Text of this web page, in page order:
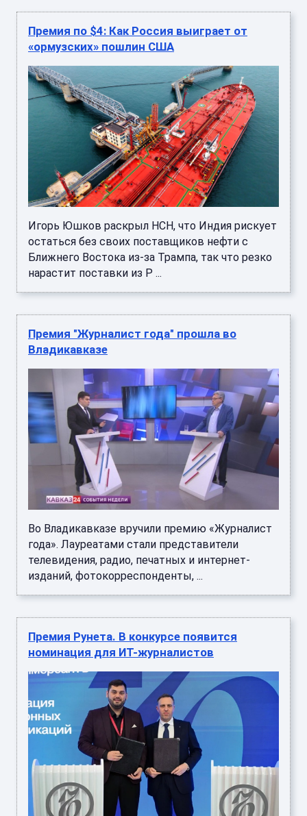
Премия по $4: Как Россия выиграет от
«ормузских» пошлин США
Игорь Юшков раскрыл НСН, что Индия рискует
остаться без своих поставщиков нефти с
Ближнего Востока из-за Трампа, так что резко
нарастит поставки из Р ...
Премия "Журналист года" прошла во
Владикавказе
Во Владикавказе вручили премию «Журналист
года». Лауреатами стали представители
телевидения, радио, печатных и интернет-
изданий, фотокорреспонденты, ...
Премия Рунета. В конкурсе появится
номинация для ИТ-журналистов